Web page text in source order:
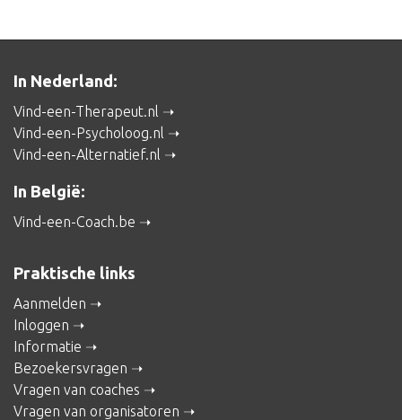
In Nederland:
Vind-een-Therapeut.nl
Vind-een-Psycholoog.nl
Vind-een-Alternatief.nl
In België:
Vind-een-Coach.be
Praktische links
Aanmelden
Inloggen
Informatie
Bezoekersvragen
Vragen van coaches
Vragen van organisatoren